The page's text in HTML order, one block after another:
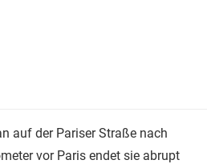
auf der Pariser Straße nach
vor Paris endet sie abrupt